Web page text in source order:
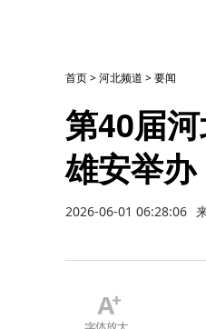
首页>河北频道 >要闻
第40届
雄安举办
2026-06-01 06:28:06